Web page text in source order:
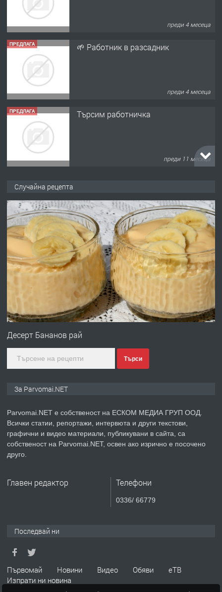
преди 4 месеца
ПРЕДЛАГА 🌱 Работник в разсадник
преди 4 месеца
ПРЕДЛАГА Търсим работничка
преди 11 месеца
преди 1 година
ПРЕДЛАГА Работа за общи работници
преди 1 година
ПРЕДЛАГА
Първи поход "По стъпките на Ангел
преди 1 година
ПРЕДЛАГА Уроци по Математика
ТЪРСИ Търсим работник
Случайна рецепта
Десерт Бананов рай
Търси
За Parvomai.NET
Parvomai.NET е собственост на ЕСКОМ МЕДИА ГРУП ООД.
Всички статии, репортажи, интервюта и други текстови,
графични и видео материали, публикувани в сайта, са
собственост на Parvomai.NET, освен ако изрично е посочено
друго.
Главен редактор Телефони
0336/ 66779
Последвай ни
Първомай Новини Видео Обяви
еТВ
Изпрати ни новина